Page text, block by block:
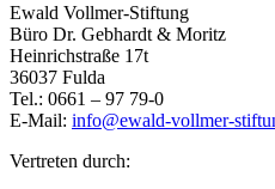
Ewald Vollmer-Stiftung
Büro Dr. Gebhardt & Moritz
Heinrichstraße 17t
36037 Fulda
Tel.: 0661 – 97 79-0
E-Mail: info@ewald-vollmer-
Vertreten durch: